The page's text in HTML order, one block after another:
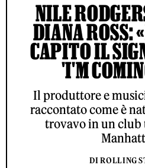
NILE
DIANA ROSS:
CAPITO IL
'I'M
Il produttore e
raccontato come è
trovavo in un club
DI ROLLING